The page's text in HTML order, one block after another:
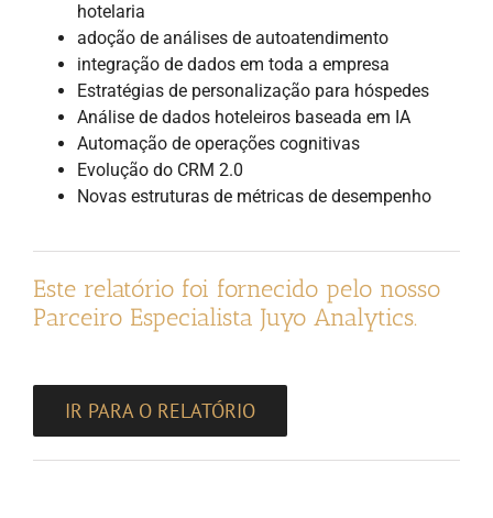
hotelaria
adoção de análises de autoatendimento
integração de dados em toda a empresa
Estratégias de personalização para hóspedes
Análise de dados hoteleiros baseada em IA
Automação de operações cognitivas
Evolução do CRM 2.0
Novas estruturas de métricas de desempenho
Este relatório foi fornecido pelo nosso
Parceiro Especialista Juyo Analytics.
IR PARA O RELATÓRIO